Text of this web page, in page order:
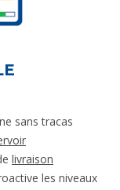
sans tracas
livraison
les niveaux